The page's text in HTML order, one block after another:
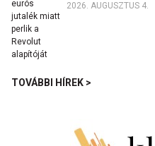
2026. AUGUSZTUS 4.
TOVÁBBI HÍREK >